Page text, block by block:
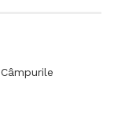
Câmpurile